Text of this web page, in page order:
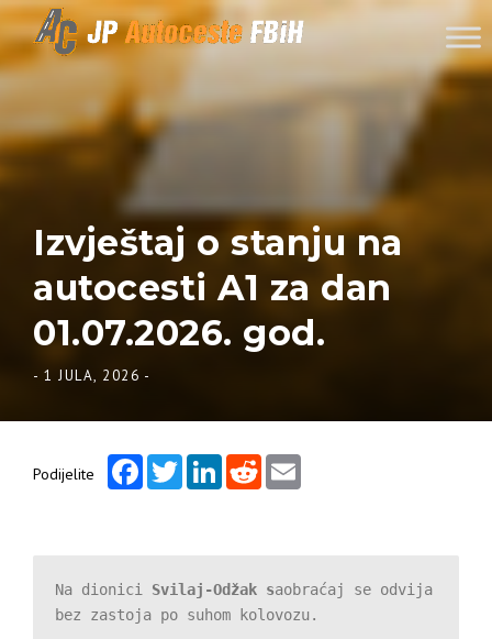
Skip to content
Izvještaj o stanju na
autocesti A1 za dan
01.07.2026. god.
- 1 JULA, 2026 -
Podijelite
FacebookTwitterLinkedInReddit
Na dionici Svilaj-Odžak saobraćaj se odvija
bez zastoja po suhom kolovozu.